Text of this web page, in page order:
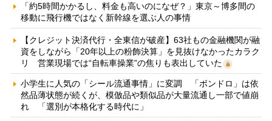
「約5時間かかるし、料金も高いのになぜ？」東京～博多間の
移動に飛行機ではなく新幹線を選ぶ人の事情
【クレジット決済代行・全東信が破産】63社もの金融機関が融
資をしながら「20年以上の粉飾決算」を見抜けなかったカラク
リ 営業現場では“自転車操業”の焦りも表出していた
小学生に人気の「シール流通事情」に変調 「ボンドロ」は依
然品薄状態が続くが、模倣品や類似品が大量流通し一部で値崩
れ 「選別が本格化する時代に」